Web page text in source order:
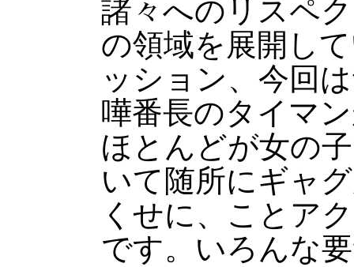
諸々へのリスペ
の領域を展開し
ッション、今回
嘩番長のタイマ
ほとんどが女の
いて随所にギャ
くせに、ことア
です。いろんな